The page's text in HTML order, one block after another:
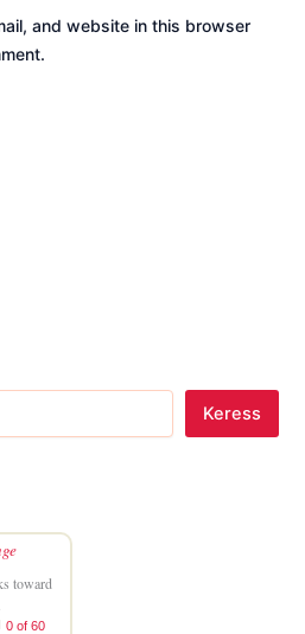
and website in this browser
Keress
toward
0 of 60